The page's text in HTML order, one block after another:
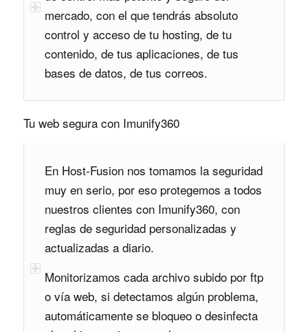
mercado, con el que tendrás absoluto
control y acceso de tu hosting, de tu
contenido, de tus aplicaciones, de tus
bases de datos, de tus correos.
Tu web segura con Imunify360
En Host-Fusion nos tomamos la seguridad
muy en serio, por eso protegemos a todos
nuestros clientes con Imunify360, con
reglas de seguridad personalizadas y
actualizadas a diario.
Monitorizamos cada archivo subido por ftp
o vía web, si detectamos algún problema,
automáticamente se bloqueo o desinfecta